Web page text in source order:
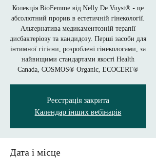
Колекція BioFemme від Nelly De Vuyst® - це
абсолютний прорив в естетичній гінекології.
Альтернатива медикаментозній терапії
дисбактеріозу та кандидозу. Перші засоби для
інтимної гігієни, розроблені гінекологами, за
найвищими стандартами якості Health
Canada, COSMOS® Organic, ECOCERT®
Реєстрація закрита
Календар інших вебінарів
Дата і місце